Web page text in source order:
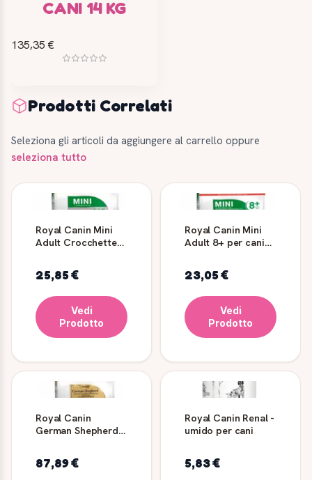
CANI 14 KG
135,35 €
Prodotti Correlati
Seleziona gli articoli da aggiungere al carrello oppure
seleziona tutto
Royal Canin Mini
Adult Crocchette
25,85 €
Vedi
Prodotto
Royal Canin Mini
Adult 8+ per cani
23,05 €
Vedi
Prodotto
Royal Canin
German Shepherd
87,89 €
Royal Canin Renal -
umido per cani
5,83 €